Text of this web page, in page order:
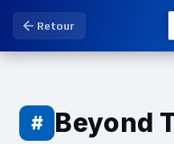
Retour
# Beyond